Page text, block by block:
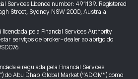
Services Licence number: 491139. Registered
Street, Sydney NSW 2000, Australia
licenciada pela Financial Services Authority
serviços de broker-dealer ao abrigo do
e regulada pela Financial Services
do Abu Dhabi Global Market (“ADGM”) como